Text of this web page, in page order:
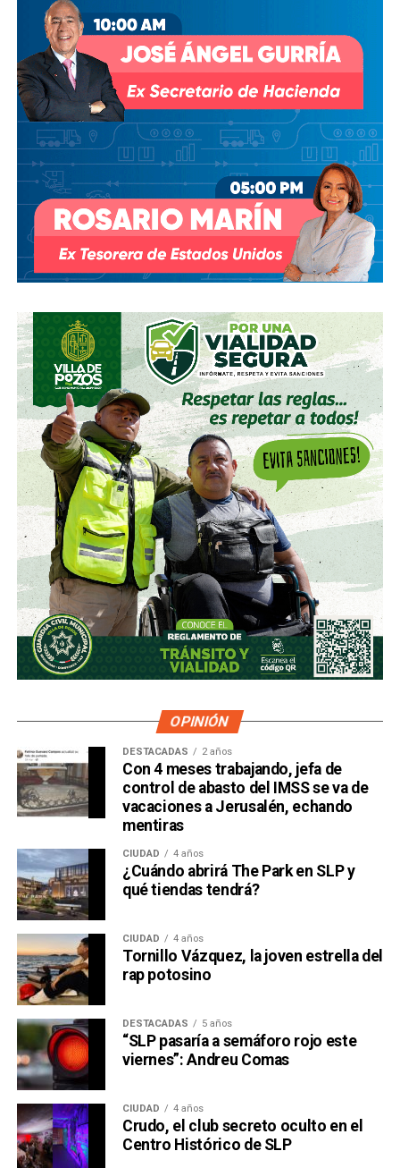
OPINIÓN
DESTACADAS 2 años
Con 4 meses trabajando, jefa de
control de abasto del IMSS se va de
vacaciones a Jerusalén, echando
mentiras
CIUDAD 4 años
¿Cuándo abrirá The Park en SLP y
qué tiendas tendrá?
CIUDAD 4 años
Tornillo Vázquez, la joven estrella del
rap potosino
DESTACADAS 5 años
“SLP pasaría a semáforo rojo este
viernes”: Andreu Comas
CIUDAD 4 años
Crudo, el club secreto oculto en el
Centro Histórico de SLP